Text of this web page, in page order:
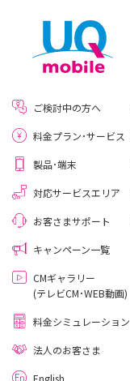
ご検討中の方へ
料金プラン･サービス
製品･端末
対応サービスエリア
お客さまサポート
キャンペーン一覧
CMギャラリー
(テレビCM･WEB動画)
料金シミュレーション
法人のお客さま
English